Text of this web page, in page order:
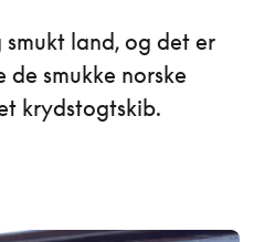
land, og det er
smukke norske
krydstogtskib.